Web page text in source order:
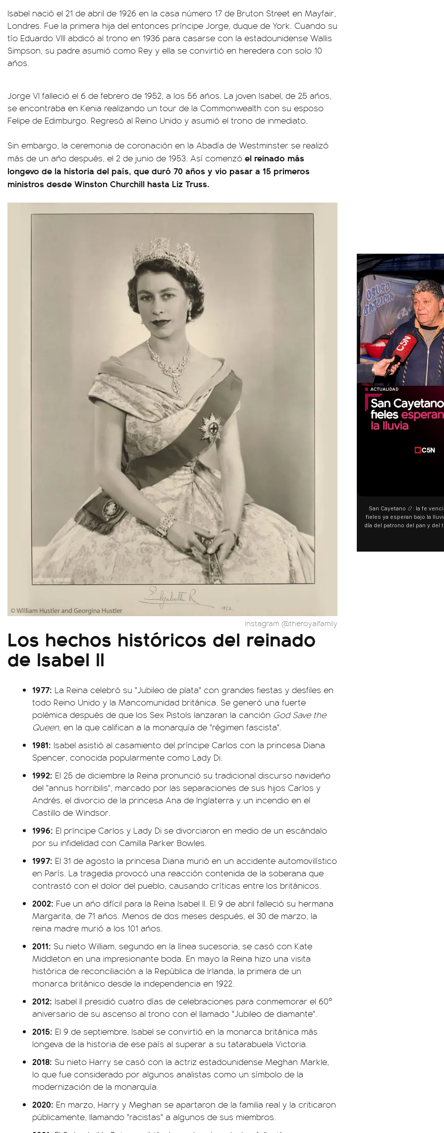
Isabel nació el 21 de abril de 1926 en la casa número 17 de Bruton Street en Mayfair,
Londres. Fue la primera hija del entonces príncipe Jorge, duque de York. Cuando su
tío Eduardo VIII abdicó al trono en 1936 para casarse con la estadounidense Wallis
Simpson, su padre asumió como Rey y ella se convirtió en heredera con solo 10
años.
Jorge VI falleció el 6 de febrero de 1952, a los 56 años. La joven Isabel, de 25 años,
se encontraba en Kenia realizando un tour de la Commonwealth con su esposo
Felipe de Edimburgo. Regresó al Reino Unido y asumió el trono de inmediato.
Sin embargo, la ceremonia de coronación en la Abadía de Westminster se realizó
más de un año después, el 2 de junio de 1953. Así comenzó el reinado más
longevo de la historia del país, que duró 70 años y vio pasar a 15 primeros
ministros desde Winston Churchill hasta Liz Truss.
Instagram @theroyalfamily
Los hechos históricos del reinado
de Isabel II
1977: La Reina celebró su "Jubileo de plata" con grandes fiestas y desfiles en
todo Reino Unido y la Mancomunidad británica. Se generó una fuerte
polémica después de que los Sex Pistols lanzaran la canción God Save the
Queen, en la que califican a la monarquía de "régimen fascista".
1981: Isabel asistió al casamiento del príncipe Carlos con la princesa Diana
Spencer, conocida popularmente como Lady Di.
1992: El 25 de diciembre la Reina pronunció su tradicional discurso navideño
del "annus horribilis", marcado por las separaciones de sus hijos Carlos y
Andrés, el divorcio de la princesa Ana de Inglaterra y un incendio en el
Castillo de Windsor.
1996: El príncipe Carlos y Lady Di se divorciaron en medio de un escándalo
por su infidelidad con Camilla Parker Bowles.
1997: El 31 de agosto la princesa Diana murió en un accidente automovilístico
en París. La tragedia provocó una reacción contenida de la soberana que
contrastó con el dolor del pueblo, causando críticas entre los británicos.
2002: Fue un año difícil para la Reina Isabel II. El 9 de abril falleció su hermana
Margarita, de 71 años. Menos de dos meses después, el 30 de marzo, la
reina madre murió a los 101 años.
2011: Su nieto William, segundo en la línea sucesoria, se casó con Kate
Middleton en una impresionante boda. En mayo la Reina hizo una visita
histórica de reconciliación a la República de Irlanda, la primera de un
monarca británico desde la independencia en 1922.
2012: Isabel II presidió cuatro días de celebraciones para conmemorar el 60º
aniversario de su ascenso al trono con el llamado "Jubileo de diamante".
2015: El 9 de septiembre, Isabel se convirtió en la monarca británica más
longeva de la historia de ese país al superar a su tatarabuela Victoria.
2018: Su nieto Harry se casó con la actriz estadounidense Meghan Markle,
lo que fue considerado por algunos analistas como un símbolo de la
modernización de la monarquía.
2020: En marzo, Harry y Meghan se apartaron de la familia real y la criticaron
públicamente, llamando "racistas" a algunos de sus miembros.
San Cayetano 📿: la fe
fieles ya esperan bajo la
día del patrono del pan y del
y pedir. 🎙️